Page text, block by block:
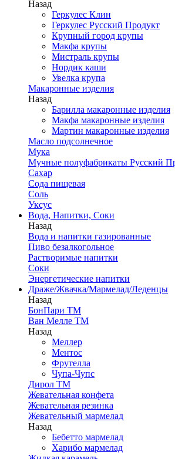
Назад
Геркулес Клин
Геркулес Русский Продукт
Крупный город крупы
Макфа крупы
Мистраль крупы
Нордик каши
Увелка крупа
Макаронные изделия
Назад
Барилла макаронные изделия
Макфа макаронные изделия
Мартин макаронные изделия
Масло подсолнечное
Мука
Мучные полуфабрикаты Русский
Сахар
Сода пищевая
Соль
Уксус
Вода, Напитки, Соки
Назад
Вода и напитки газированные
Пиво безалкогольное
Растворимые напитки
Соки
Энергетические напитки
Драже/Жвачка/Мармелад/Леденцы
Назад
БонПари ТМ
Ван Мелле ТМ
Назад
Меллер
Ментос
Фрутелла
Чупа-Чупс
Дирол ТМ
Жевательная конфета
Жевательная резинка
Жевательный мармелад
Назад
Бебетто мармелад
Харибо мармелад